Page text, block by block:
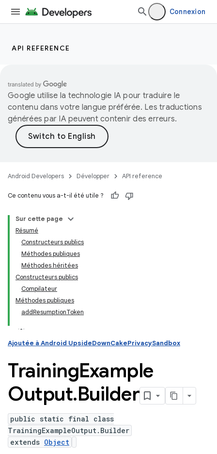
Connexion
API REFERENCE
Google utilise la technologie IA pour traduire le
contenu dans votre langue préférée. Les traductions
générées par IA peuvent contenir des erreurs.
Android Developers Développer API reference
Ce contenu vous a-t-il été utile ?
Sur cette page
Résumé
Constructeurs publics
Méthodes publiques
Méthodes héritées
Constructeurs publics
Compilateur
Méthodes publiques
addResumptionToken
Ajoutée à Android UpsideDownCakePrivacySandbox
TrainingExample
Output.Builder
public static final class
TrainingExampleOutput.Builder
extends Object